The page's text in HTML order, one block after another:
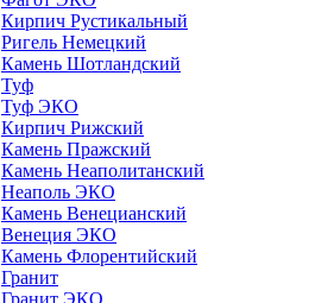
Кирпич Рустикальный
Ригель Немецкий
Камень Шотландский
Туф
Туф ЭКО
Кирпич Рижский
Камень Пражский
Камень Неаполитанский
Неаполь ЭКО
Камень Венецианский
Венеция ЭКО
Камень Флорентийский
Гранит
Гранит ЭКО